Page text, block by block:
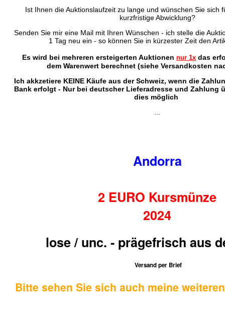
Ist Ihnen die Auktionslaufzeit zu lange und wünschen Sie sich
kurzfristige Abwicklung?
Senden Sie mir eine Mail mit Ihren Wünschen - ich stelle die
1 Tag neu ein - so können Sie in kürzester Zeit den
Es wird bei mehreren ersteigerten Auktionen nur 1x das
dem Warenwert berechnet (siehe Versandkosten
Ich akkzetiere KEINE Käufe aus der Schweiz, wenn die
Bank erfolgt - Nur bei deutscher Lieferadresse und Zahlung
dies möglich
Andorra
2 EURO Kursmünze
2024
lose / unc. - prägefrisch aus
Versand per Brief
Bitte sehen Sie sich auch meine